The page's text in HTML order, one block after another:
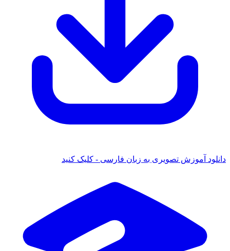
دانلود آموزش تصویری به زبان فارسی - کلیک کنید